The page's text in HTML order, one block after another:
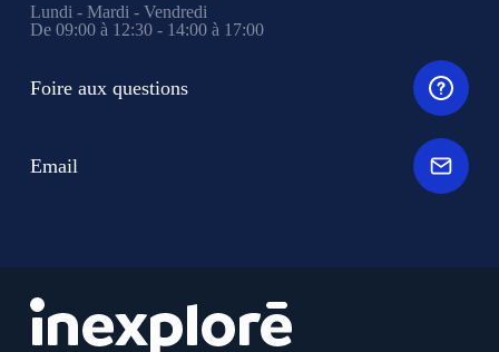
Lundi - Mardi - Vendredi
De 09:00 à 12:30 - 14:00 à 17:00
Foire aux questions
Email